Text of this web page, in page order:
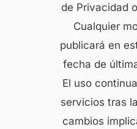
de Privacidad
Cualquier
publicará en
fecha de
El uso
servicios tras
cambios